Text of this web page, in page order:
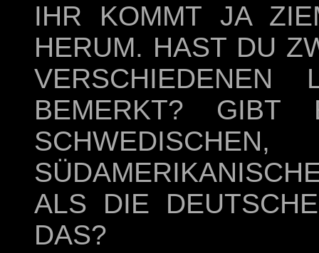
IHR KOMMT JA
HERUM. HAST DU
VERSCHIEDENEN
BEMERKT?
ALS DIE
DAS?